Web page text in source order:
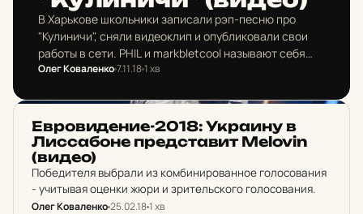
В Харькове школьники записали рэп-песню про
"Кулиничи", сняли видеоклип и опубликовали свои
работы в сети. PHIL и markbletcool называют себя
представителями "новой школы рэпа".
Олег Коваленко7.11.181 хв
Ев­ро­ви­де­ние-2018: Ук­ра­и­ну в
Лис­са­бо­не пред­ста­вит Melovin
(видео)
Победителя выбрали из комбинированное голосования
- учитывая оценки жюри и зрительского голосования.
Олег Коваленко25.02.181 хв